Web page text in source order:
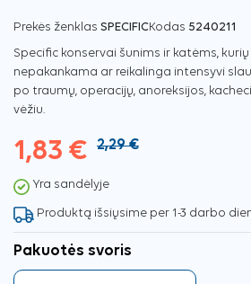
Prekės ženklas SPECIFICKodas 5240211
Specific konservai šunims ir katėms,
nepakankama ar reikalinga intensyvi
po traumų, operacijų, anoreksijos,
vėžiu.
1,83 € 2,29 €
Yra sandėlyje
Produktą išsiųsime per 1-3 darbo
Pakuotės svoris